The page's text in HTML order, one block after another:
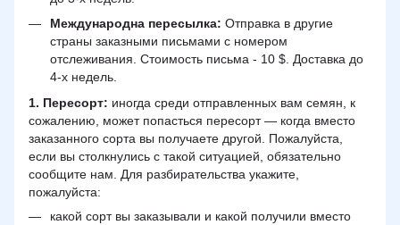
Международна пересылка: Отправка в другие
страны заказными письмами с номером
отслеживания. Стоимость письма - 10 $. Доставка до
4-х недель.
1. Пересорт: иногда среди отправленных вам семян, к
сожалению, может попасться пересорт — когда вместо
заказанного сорта вы получаете другой. Пожалуйста,
если вы столкнулись с такой ситуацией, обязательно
сообщите нам. Для разбирательства укажите,
пожалуйста:
какой сорт вы заказывали и какой получили вместо